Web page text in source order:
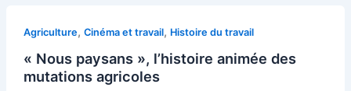
Agriculture, Cinéma et travail, Histoire du travail
« Nous paysans », l’histoire animée des
mutations agricoles